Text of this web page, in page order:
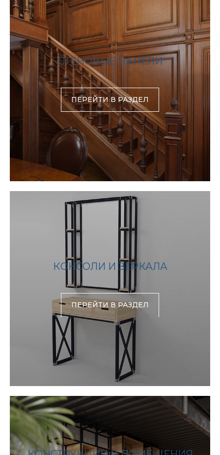
СТЕНОВЫЕ ПАНЕЛИ
ПЕРЕЙТИ В РАЗДЕЛ
КОНСОЛИ И ЗЕРКАЛА
ПЕРЕЙТИ В РАЗДЕЛ